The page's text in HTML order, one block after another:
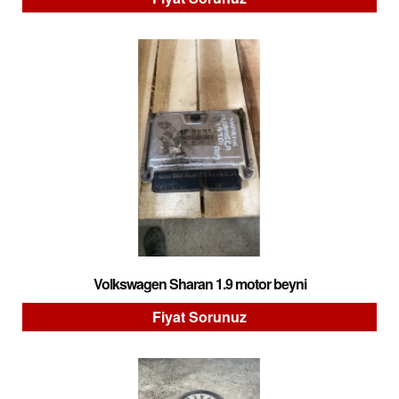
Volkswagen Sharan 1.9 motor beyni
Fiyat Sorunuz